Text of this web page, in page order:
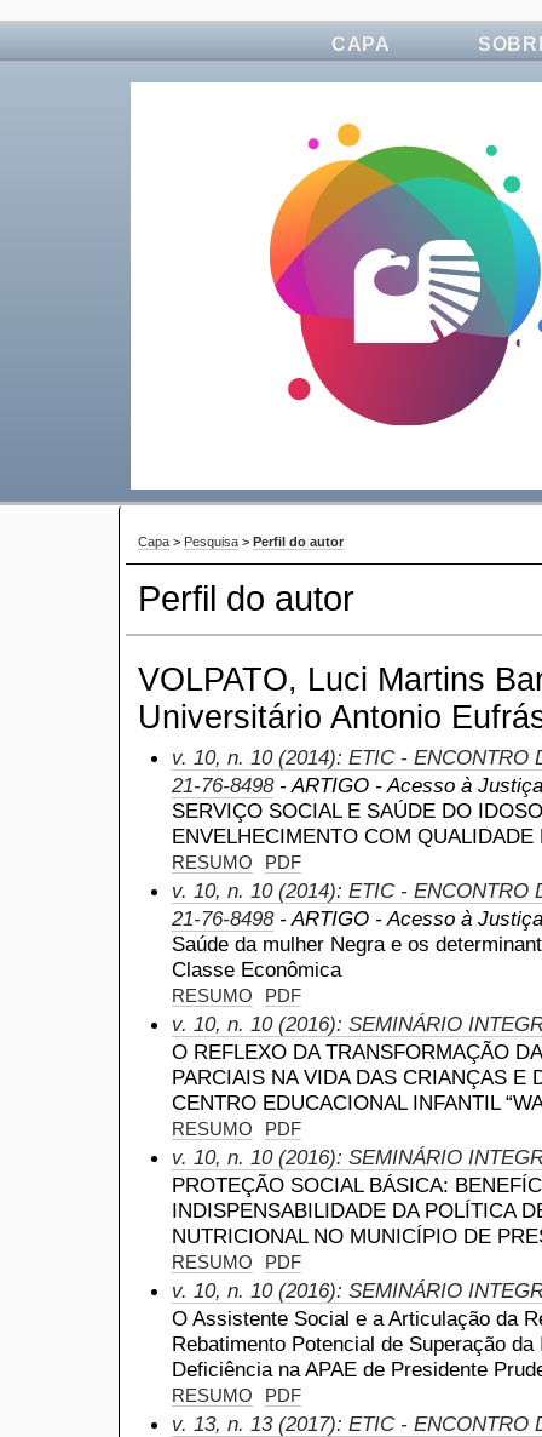
CAPA
Capa > Pesquisa > Perfil do autor
Perfil do autor
VOLPATO, Luci Martins
Universitário Antonio
v. 10, n. 10 (2014): ETIC - ENCONTRO
21-76-8498- ARTIGO - Acesso à Justiça
SERVIÇO SOCIAL E SAÚDE DO
ENVELHECIMENTO COM QUALIDADE
RESUMO PDF
v. 10, n. 10 (2014): ETIC - ENCONTRO
21-76-8498- ARTIGO - Acesso à Justiça
Saúde da mulher Negra e os
Classe Econômica
RESUMO PDF
v. 10, n. 10 (2016): SEMINÁRIO
O REFLEXO DA TRANSFORMAÇÃO
PARCIAIS NA VIDA DAS CRIANÇAS E
CENTRO EDUCACIONAL INFANTIL
RESUMO PDF
v. 10, n. 10 (2016): SEMINÁRIO
PROTEÇÃO SOCIAL BÁSICA:
INDISPENSABILIDADE DA POLÍTICA
NUTRICIONAL NO MUNICÍPIO DE
RESUMO PDF
v. 10, n. 10 (2016): SEMINÁRIO
O Assistente Social e a Articulação da
Rebatimento Potencial de Superação
Deficiência na APAE de Presidente
RESUMO PDF
v. 13, n. 13 (2017): ETIC - ENCONTRO